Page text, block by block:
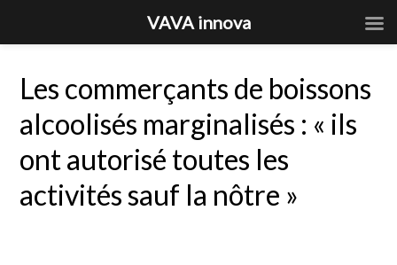
Les commerçants de boissons
alcoolisés marginalisés : « ils
ont autorisé toutes les
activités sauf la nôtre »
VAVA innova